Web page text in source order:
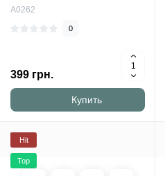
A0262
0
399 грн.
Купить
Hit
Top